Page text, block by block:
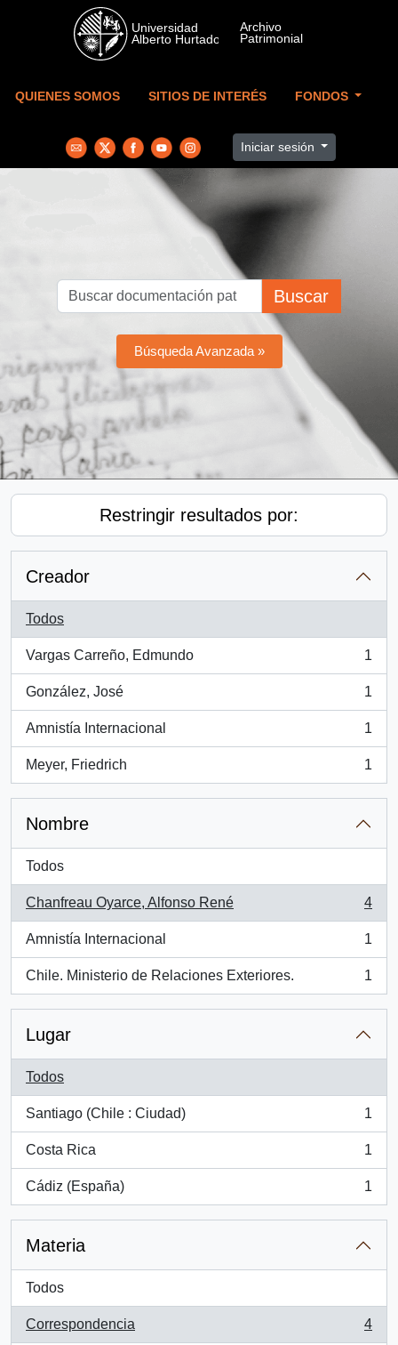
Skip to main content
QUIENES SOMOS SITIOS DE INTERÉS FONDOS
Iniciar sesión
Buscar
Búsqueda Avanzada »
Restringir resultados por:
Creador
Todos
Vargas Carreño, Edmundo
, 1 resultados
1
González, José
, 1 resultados
1
Amnistía Internacional
, 1 resultados
1
Meyer, Friedrich
, 1 resultados
1
Nombre
Todos
Chanfreau Oyarce, Alfonso René
, 4 resultados
4
Amnistía Internacional
, 1 resultados
1
Chile. Ministerio de Relaciones Exteriores.
, 1 resultados
1
Lugar
Todos
Santiago (Chile : Ciudad)
, 1 resultados
1
Costa Rica
, 1 resultados
1
Cádiz (España)
, 1 resultados
1
Materia
Todos
Correspondencia
, 4 resultados
4